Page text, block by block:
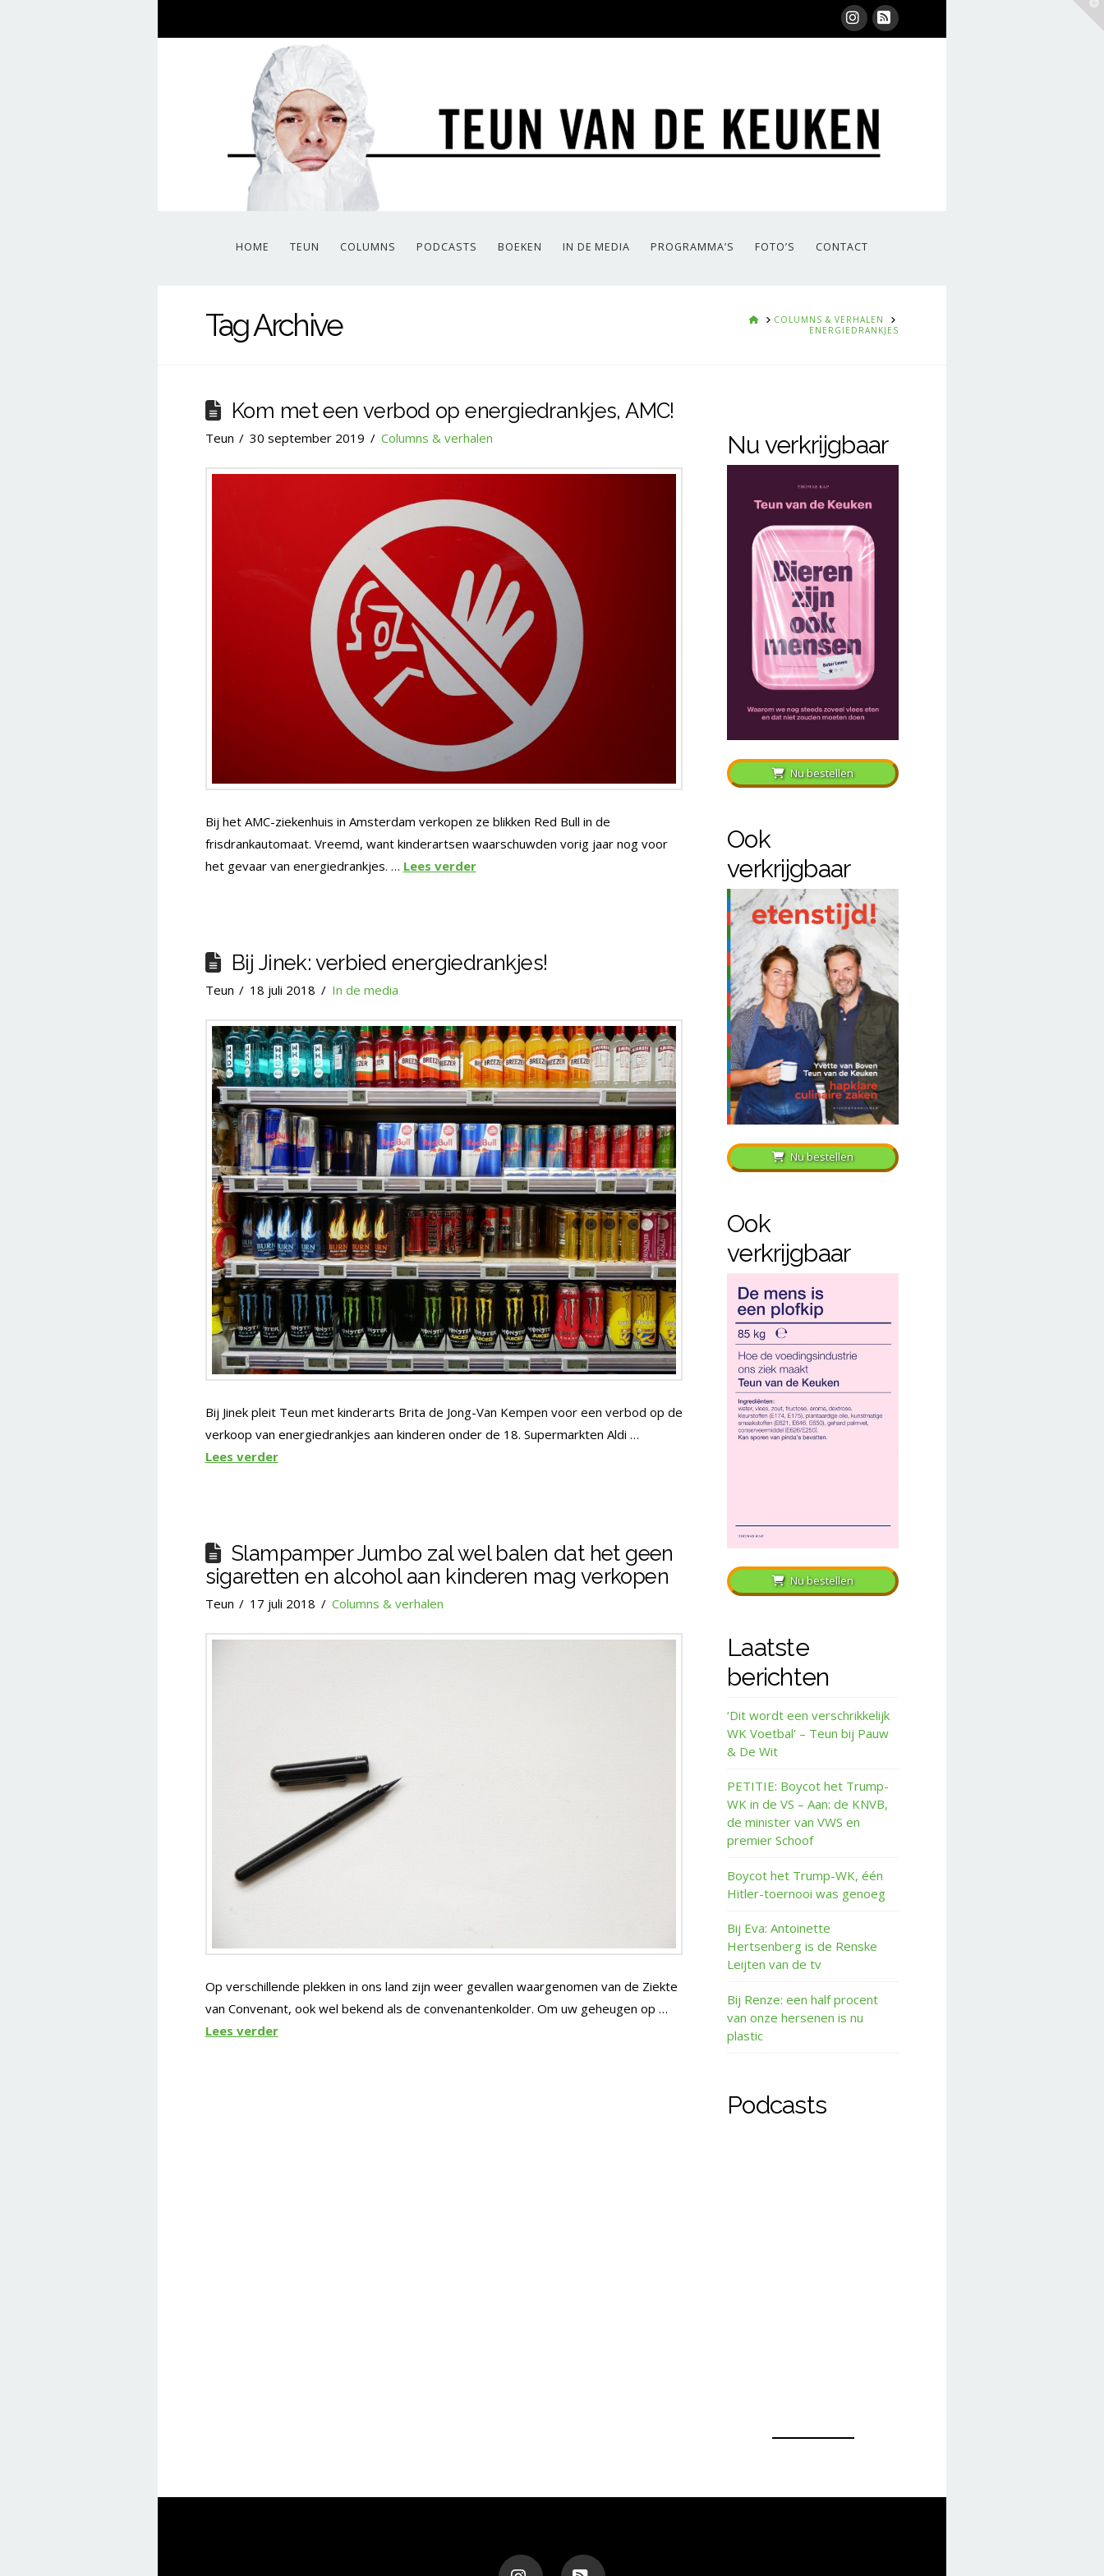
Instagram
RSS
HOME TEUN COLUMNS PODCASTS BOEKEN IN DE MEDIA PROGRAMMA’S FOTO’S CONTACT
Tag Archive HOMECOLUMNS & VERHALEN
ENERGIEDRANKJES
Kom met een verbod op energiedrankjes, AMC!
Teun 30 september 2019 Columns & verhalen
Bij het AMC-ziekenhuis in Amsterdam verkopen ze blikken Red Bull in de
frisdrankautomaat. Vreemd, want kinderartsen waarschuwden vorig jaar nog voor
het gevaar van energiedrankjes. … Lees verder
Bij Jinek: verbied energiedrankjes!
Teun 18 juli 2018 In de media
Bij Jinek pleit Teun met kinderarts Brita de Jong-Van Kempen voor een verbod op de
verkoop van energiedrankjes aan kinderen onder de 18. Supermarkten Aldi …
Lees verder
Slampamper Jumbo zal wel balen dat het geen
sigaretten en alcohol aan kinderen mag verkopen
Teun 17 juli 2018 Columns & verhalen
Op verschillende plekken in ons land zijn weer gevallen waargenomen van de Ziekte
van Convenant, ook wel bekend als de convenantenkolder. Om uw geheugen op …
Lees verder
Nu verkrijgbaar
Nu bestellen
Ook
verkrijgbaar
Nu bestellen
Ook
verkrijgbaar
Nu bestellen
Laatste
berichten
‘Dit wordt een verschrikkelijk
WK Voetbal’ – Teun bij Pauw
& De Wit
PETITIE: Boycot het Trump-
WK in de VS – Aan: de KNVB,
de minister van VWS en
premier Schoof
Boycot het Trump-WK, één
Hitler-toernooi was genoeg
Bij Eva: Antoinette
Hertsenberg is de Renske
Leijten van de tv
Bij Renze: een half procent
van onze hersenen is nu
plastic
Podcasts